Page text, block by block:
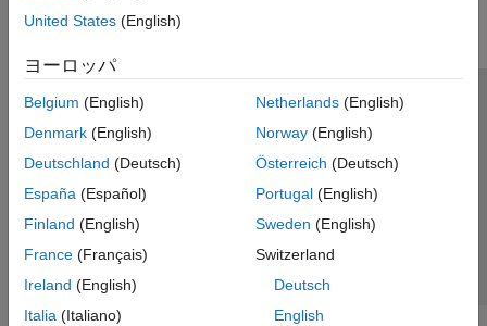
United States (English)
ヨーロッパ
Belgium (English)
Denmark (English)
Deutschland (Deutsch)
España (Español)
Finland (English)
France (Français)
Ireland (English)
Italia (Italiano)
Netherlands(English)
Norway(English)
Österreich (Deutsch)
Portugal(English)
Sweden (English)
Switzerland
Deutsch
English
トラストセンター
プライバシー ポリシー
違法コピー防止
アプリケーション ステータス
© 1994-2026 The MathWorks, Inc.